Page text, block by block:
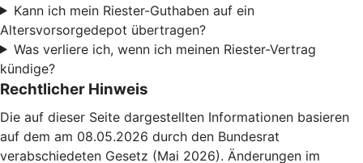
Kann ich mein Riester-Guthaben auf ein
Altersvorsorgedepot übertragen?
Was verliere ich, wenn ich meinen Riester-Vertrag
kündige?
Rechtlicher Hinweis
Die auf dieser Seite dargestellten Informationen basieren
auf dem am 08.05.2026 durch den Bundesrat
verabschiedeten Gesetz (Mai 2026). Änderungen im